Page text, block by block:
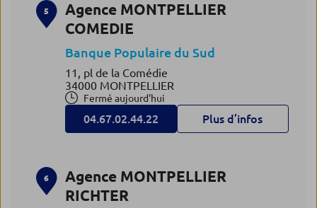
5
Agence MONTPELLIER
COMEDIE
Banque Populaire du Sud
11, pl de la Comédie
34000 MONTPELLIER
Fermé aujourd'hui
04.67.02.44.22 Plus d’infos
6
Agence MONTPELLIER
RICHTER